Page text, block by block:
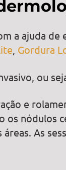
a ajuda
Gordura
ou
e
os nódulos
As